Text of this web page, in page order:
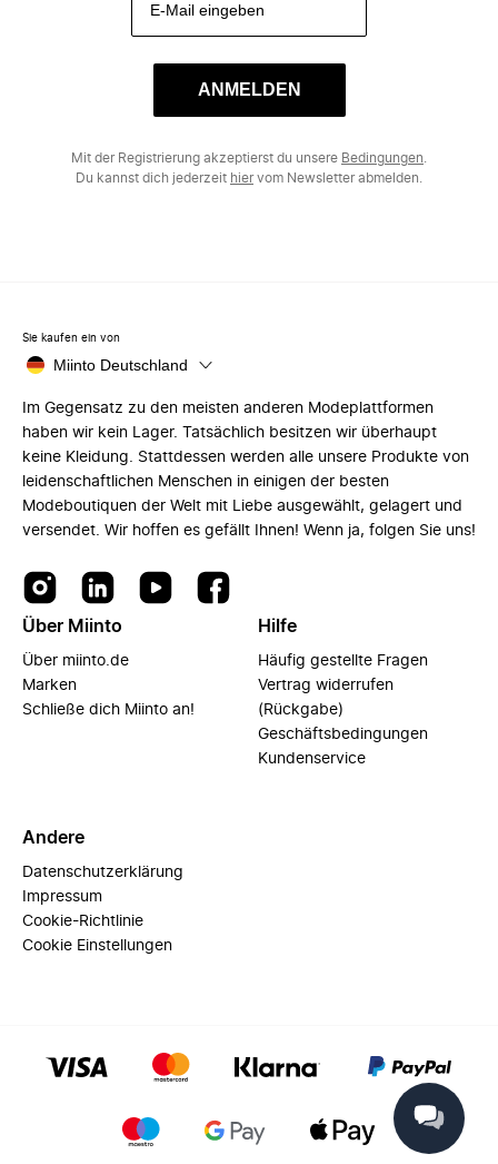
ANMELDEN
Mit der Registrierung akzeptierst du unsere Bedingungen
Du kannst dich jederzeit hiervom Newsletter abmelden.
Sie kaufen ein von
Miinto Deutschland
Im Gegensatz zu den meisten anderen Modeplattformen
haben wir kein Lager. Tatsächlich besitzen wir überhaupt
keine Kleidung. Stattdessen werden alle unsere Produkte von
leidenschaftlichen Menschen in einigen der besten
Modeboutiquen der Welt mit Liebe ausgewählt, gelagert und
versendet. Wir hoffen es gefällt Ihnen! Wenn ja, folgen Sie uns!
Über Miinto
Über miinto.de
Marken
Schließe dich Miinto an!
Hilfe
Häufig gestellte Fragen
Vertrag widerrufen
(Rückgabe)
Geschäftsbedingungen
Kundenservice
Andere
Datenschutzerklärung
Impressum
Cookie-Richtlinie
Cookie Einstellungen